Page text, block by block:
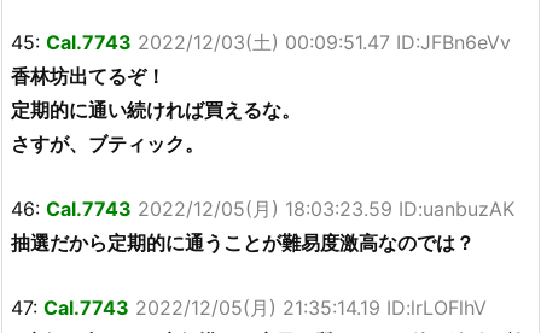
45: Cal.7743 2022/12/03(土) 00:09:51.47 ID:JFBn6eVv
香林坊出てるぞ！
定期的に通い続ければ買えるな。
さすが、ブティック。
46: Cal.7743 2022/12/05(月) 18:03:23.59 ID:uanbuzAK
抽選だから定期的に通うことが難易度激高なのでは？
47: Cal.7743 2022/12/05(月) 21:35:14.19 ID:lrLOFlhV